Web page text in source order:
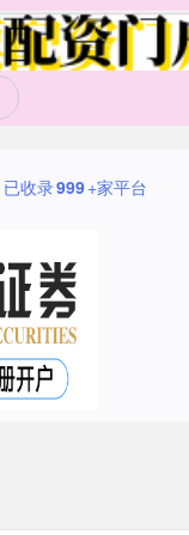
已收录999+家平台